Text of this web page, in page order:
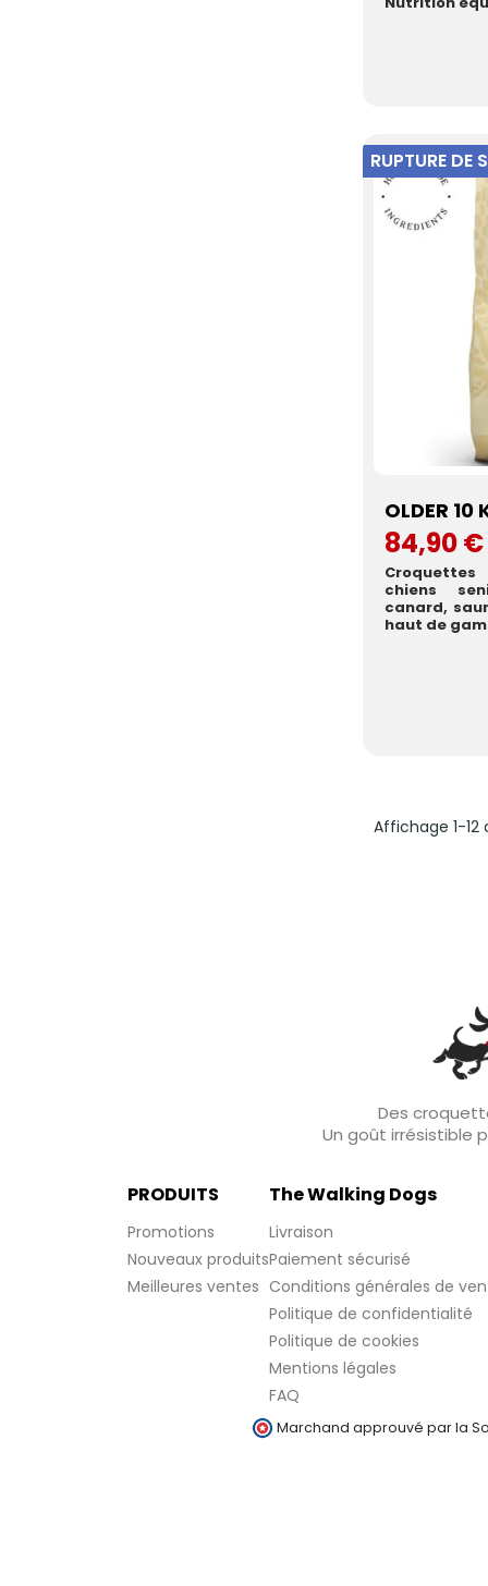
RUPTURE DE
OLDER 10
84,90 €
chiens
canard,
haut de
Affichage 1-
Des
Un goût irrésistible
PRODUITS
Promotions
Nouveaux produits
Meilleures ventes
The Walking Dogs
Livraison
Paiement sécurisé
Conditions générales de
Politique de confidentialité
Politique de cookies
Mentions légales
FAQ
Marchand approuvé par la